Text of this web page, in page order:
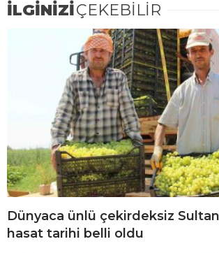
İLGİNİZİÇEKEBİLİR
Dünyaca ünlü çekirdeksiz
hasat tarihi belli oldu